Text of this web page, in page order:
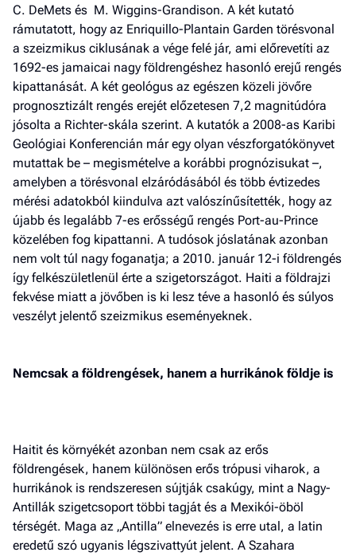
C. DeMets és M. Wiggins-Grandison. A két kutató
rámutatott, hogy az Enriquillo-Plantain Garden törésvonal
a szeizmikus ciklusának a vége felé jár, ami előrevetíti az
1692-es jamaicai nagy földrengéshez hasonló erejű rengés
kipattanását. A két geológus az egészen közeli jövőre
prognosztizált rengés erejét előzetesen 7,2 magnitúdóra
jósolta a Richter-skála szerint. A kutatók a 2008-as Karibi
Geológiai Konferencián már egy olyan vészforgatókönyvet
mutattak be – megismételve a korábbi prognózisukat –,
amelyben a törésvonal elzáródásából és több évtizedes
mérési adatokból kiindulva azt valószínűsítették, hogy az
újabb és legalább 7-es erősségű rengés Port-au-Prince
közelében fog kipattanni. A tudósok jóslatának azonban
nem volt túl nagy foganatja; a 2010. január 12-i földrengés
így felkészületlenül érte a szigetországot. Haiti a földrajzi
fekvése miatt a jövőben is ki lesz téve a hasonló és súlyos
veszélyt jelentő szeizmikus eseményeknek.
Nemcsak a földrengések, hanem a hurrikánok földje is
Haitit és környékét azonban nem csak az erős
földrengések, hanem különösen erős trópusi viharok, a
hurrikánok is rendszeresen sújtják csakúgy, mint a Nagy-
Antillák szigetcsoport többi tagját és a Mexikói-öböl
térségét. Maga az „Antilla” elnevezés is erre utal, a latin
eredetű szó ugyanis légszivattyút jelent. A Szahara